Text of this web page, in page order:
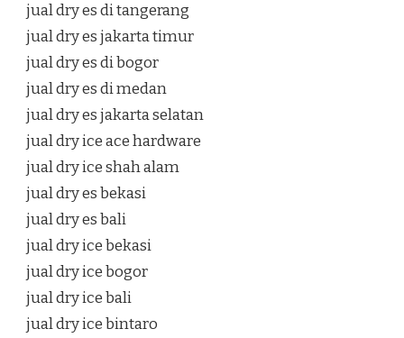
jual dry es di tangerang
jual dry es jakarta timur
jual dry es di bogor
jual dry es di medan
jual dry es jakarta selatan
jual dry ice ace hardware
jual dry ice shah alam
jual dry es bekasi
jual dry es bali
jual dry ice bekasi
jual dry ice bogor
jual dry ice bali
jual dry ice bintaro